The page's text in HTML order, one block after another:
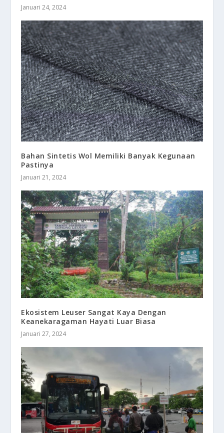
Januari 24, 2024
Bahan Sintetis Wol Memiliki Banyak Kegunaan
Pastinya
Januari 21, 2024
Ekosistem Leuser Sangat Kaya Dengan
Keanekaragaman Hayati Luar Biasa
Januari 27, 2024